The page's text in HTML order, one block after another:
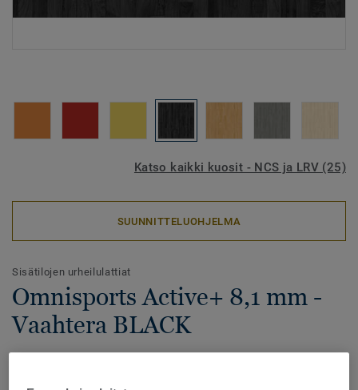
Katso kaikki kuosit - NCS ja LRV (25)
SUUNNITTELUOHJELMA
Sisätilojen urheilulattiat
Omnisports Active+ 8,1 mm -
Vaahtera BLACK